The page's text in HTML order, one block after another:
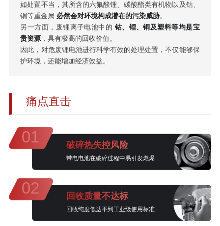
如处置不当，其所含的六氟酸锂、碳酸酯类有机物以及钴、
铜等重金属 必然会对环境构成潜在的污染威胁。
另一方面，废锂离子电池中的 钴、锂、铜及塑料等均是宝
贵资源，具有极高的回收价值。
因此，对危废锂电池进行科学有效的处理处置，不仅能够保
护环境，还能增加经济效益。
痛点直击
01 破碎热失控风险
带电电池在破碎过程中易引发燃爆
02 回收质量不达标
回收纯度低达不到工业级使用标准